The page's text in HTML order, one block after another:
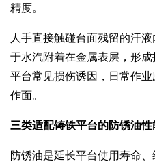
精度。
人手直接触碰台面残留的汗
于水汽附着在金属表层，形
平台常见损伤诱因，日常作
作面。
三类适配铸铁平台的防锈油
防锈油是延长平台使用寿命